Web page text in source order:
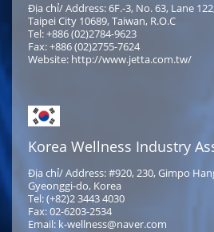
Địa chỉ/ Address: 6F.-3, No. 63, Lane
Taipei City 10689, Taiwan, R.O.C
Tel: +886 (02)2784-9623
Fax: +886 (02)2755-7624
Website: http://www.jetta.com.tw/
Korea Wellness Industry
Địa chỉ/ Address: #920, 230, Gimpo
Gyeonggi-do, Korea
Tel: (+82)2 3443 4030
Fax: 02-6203-2534
Email: k-wellness@naver.com